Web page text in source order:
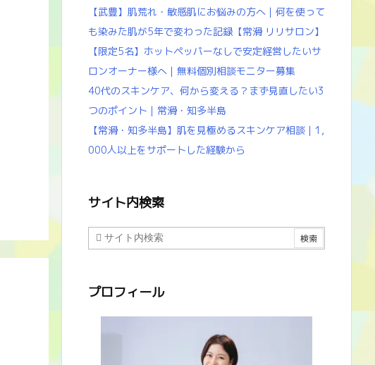
【武豊】肌荒れ・敏感肌にお悩みの方へ｜何を使って
も染みた肌が5年で変わった記録【常滑 リリサロン】
【限定5名】ホットペッパーなしで安定経営したいサ
ロンオーナー様へ｜無料個別相談モニター募集
40代のスキンケア、何から変える？まず見直したい3
つのポイント｜常滑・知多半島
【常滑・知多半島】肌を見極めるスキンケア相談｜1,
000人以上をサポートした経験から
サイト内検索
プロフィール